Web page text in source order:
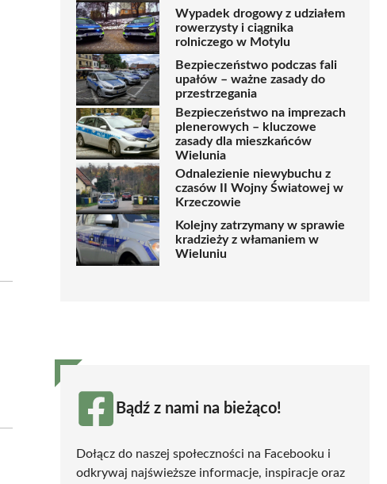
Wypadek drogowy z udziałem
rowerzysty i ciągnika
rolniczego w Motylu
Bezpieczeństwo podczas fali
upałów – ważne zasady do
przestrzegania
Bezpieczeństwo na imprezach
plenerowych – kluczowe
zasady dla mieszkańców
Wielunia
Odnalezienie niewybuchu z
czasów II Wojny Światowej w
Krzeczowie
Kolejny zatrzymany w sprawie
kradzieży z włamaniem w
Wieluniu
Bądź z nami na bieżąco!
Dołącz do naszej społeczności na Facebooku i
odkrywaj najświeższe informacje, inspiracje oraz